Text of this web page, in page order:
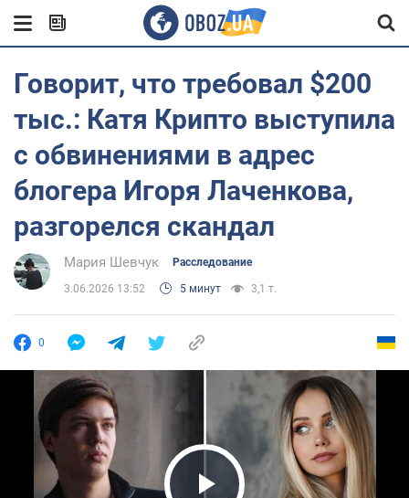
Говорит, что требовал $200
тыс.: Катя Крипто выступила
с обвинениями в адрес
блогера Игоря Лаченкова,
разгорелся скандал
Мария Шевчук Расследование
3.06.2026 13:52 5 минут 3,1 т.
0